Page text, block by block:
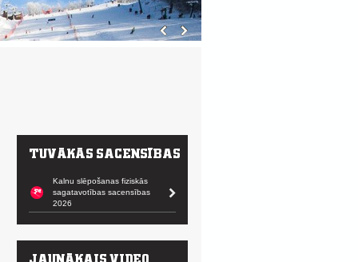
Kalnu slēpošanas fiziskās
sagatavotības sacensības
2026